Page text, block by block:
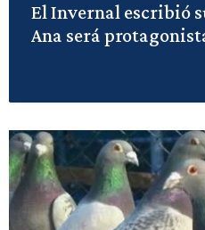
El Invernal escribió
Ana será